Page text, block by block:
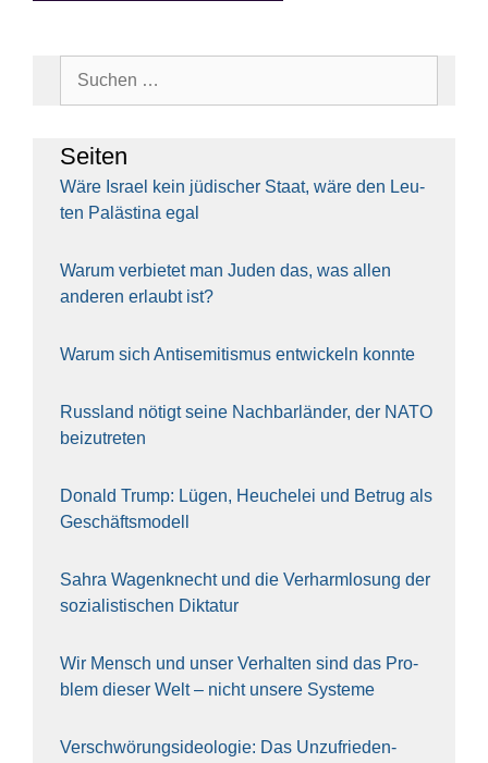
Sei­ten
Wäre Isra­el kein jüdi­scher Staat, wäre den Leu­
ten Paläs­ti­na egal
War­um ver­bie­tet man Juden das, was allen
ande­ren erlaubt ist?
War­um sich Anti­se­mi­tis­mus ent­wi­ckeln konn­te
Russ­land nötigt sei­ne Nach­bar­län­der, der NATO
bei­zu­tre­ten
Donald Trump: Lügen, Heu­che­lei und Betrug als
Geschäfts­mo­dell
Sahra Wagen­knecht und die Ver­harm­lo­sung der
sozia­lis­ti­schen Dik­ta­tur
Wir Mensch und unser Ver­hal­ten sind das Pro­
blem die­ser Welt – nicht unse­re Sys‍te‍me
Ver­schwö­rungs­ideo­lo­gie: Das Unzufrieden­